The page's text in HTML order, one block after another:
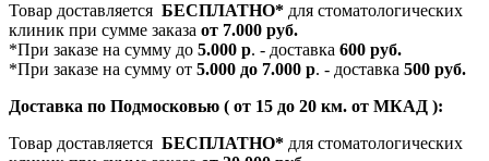
Товар доставляется БЕСПЛАТНО* для стоматологических
клиник при сумме заказа от 7.000 руб.
*При заказе на сумму до 5.000 р. - доставка 600 руб.
*При заказе на сумму от 5.000 до 7.000 р. - доставка 500 руб.
Доставка по Подмосковью ( от 15 до 20 км. от МКАД ):
Товар доставляется БЕСПЛАТНО* для стоматологических